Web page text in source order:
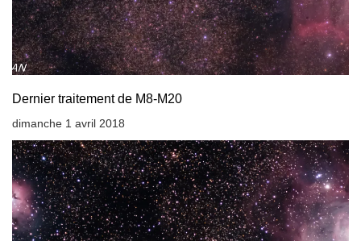
Dernier traitement de M8-M20
dimanche 1 avril 2018